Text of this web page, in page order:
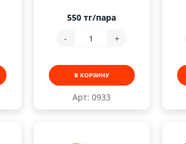
Арт: 0933
550 тг/пара
- +
В КОРЗИНУ